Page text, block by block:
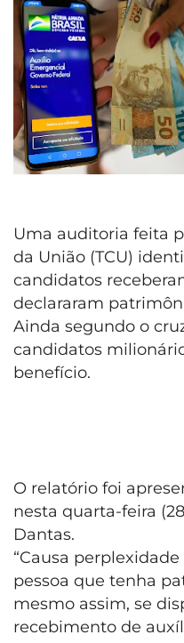
Uma auditoria feita
da União (TCU)
candidatos
declararam
Ainda segundo o
candidatos
benefício.
O relatório foi
nesta quarta-feira
Dantas.
“Causa
pessoa que tenha
mesmo assim, se
recebimento de